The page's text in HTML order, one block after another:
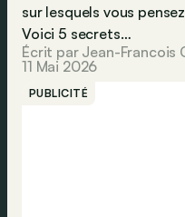
sur lesquels vous
Voici 5 secrets…
Écrit par Jean-Francois
11 Mai 2026
PUBLICITÉ